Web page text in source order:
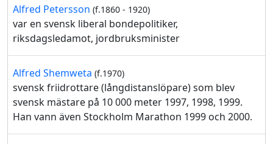
Alfred Petersson (f.1860 - 1920)
var en svensk liberal bondepolitiker,
riksdagsledamot, jordbruksminister
Alfred Shemweta (f.1970)
svensk friidrottare (långdistanslöpare) som blev
svensk mästare på 10 000 meter 1997, 1998, 1999.
Han vann även Stockholm Marathon 1999 och 2000.